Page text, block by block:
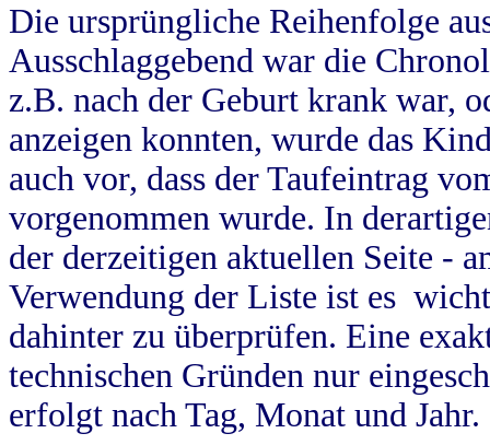
Die ursprüngliche Reihenfolge
Ausschlaggebend war die
z.B. nach der Geburt krank war,
anzeigen konnten, wurde das
auch vor, dass der Taufeintrag
vorgenommen wurde. In
der derzeitigen aktuellen Seite -
Verwendung der Liste ist es
dahinter zu überprüfen. Eine
technischen Gründen nur
erfolgt nach Tag, Monat und Jahr.